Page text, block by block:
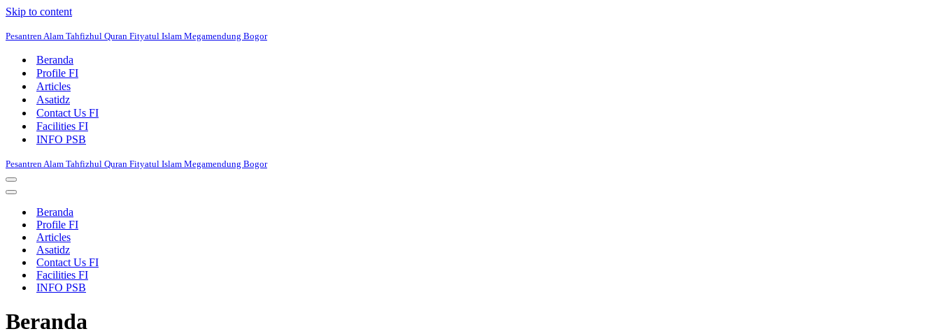
Skip to content
Pesantren Alam Tahfizhul Quran Fityatul Islam Megamendung Bogor
Beranda
Profile FI
Articles
Asatidz
Contact Us FI
Facilities FI
INFO PSB
Pesantren Alam Tahfizhul Quran Fityatul Islam Megamendung Bogor
Navigation
Menu
Navigation
Beranda
Profile FI
Articles
Asatidz
Contact Us FI
Facilities FI
INFO PSB
Beranda